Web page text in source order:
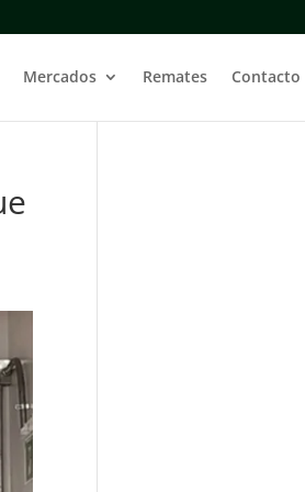
Mercados Remates Contacto